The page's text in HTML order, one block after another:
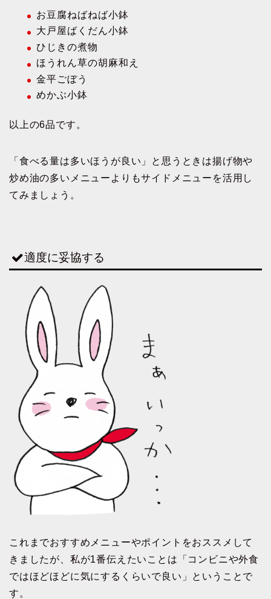
お豆腐ねばねば小鉢
大戸屋ばくだん小鉢
ひじきの煮物
ほうれん草の胡麻和え
金平ごぼう
めかぶ小鉢
以上の6品です。
「食べる量は多いほうが良い」と思うときは揚げ物や
炒め油の多いメニューよりもサイドメニューを活用し
てみましょう。
適度に妥協する
これまでおすすめメニューやポイントをおススメして
きましたが、私が1番伝えたいことは「コンビニや外食
ではほどほどに気にするくらいで良い」ということで
す。